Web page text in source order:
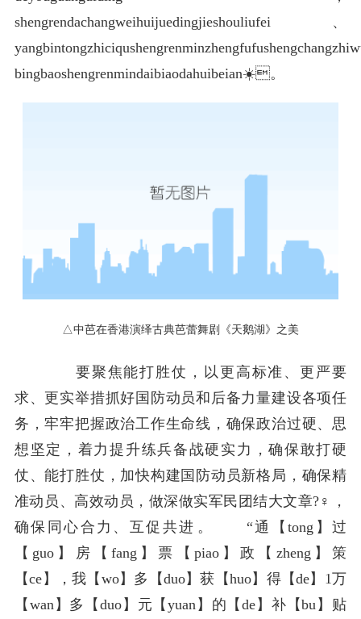
shengrendachangweihuijuedingjieshouliufei、
bingbaoshengrenmindaibiaodahuibeian☀️。
△中芭在香港演绎古典芭蕾舞剧《天鹅湖》之美
要聚焦能打胜仗，以更高标准、更严要
求、更实举措抓好国防动员和后备力量建设各项任
务，牢牢把握政治工作生命线，确保政治过硬、思
想坚定，着力提升练兵备战硬实力，确保敢打硬
仗、能打胜仗，加快构建国防动员新格局，确保精
准动员、高效动员，做深做实军民团结大文章?♀️，
确保同心合力、互促共进。 “通【tong】过
【guo】房【fang】票【piao】政【zheng】策
【ce】，我【wo】多【duo】获【huo】得【de】1万
【wan】多【duo】元【yuan】的【de】补【bu】贴